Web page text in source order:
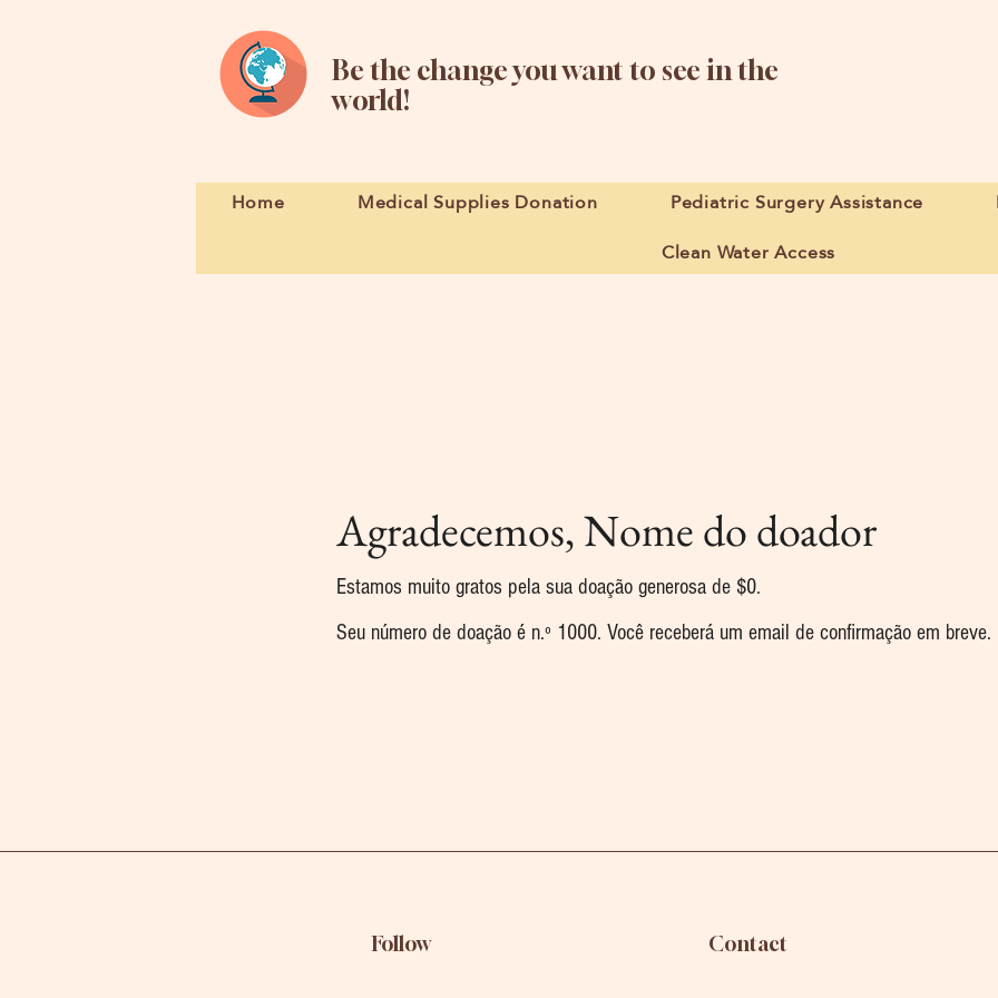
Be the change you want to see in the
world!
Home Medical Supplies Donation Pediatric Surgery Assistance
Clean Water Access
Agradecemos, Nome do doador
Estamos muito gratos pela sua doação generosa de $0.
Seu número de doação é n.º 1000. Você receberá um email de confirmação em breve.
Follow Contact